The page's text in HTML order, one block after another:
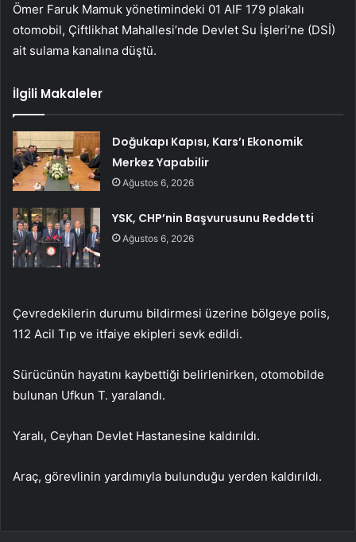
Ömer Faruk Mamuk yönetimindeki 01 AIF 179 plakalı
otomobil, Çiftlikhat Mahallesi’nde Devlet Su İşleri’ne (DSİ)
ait sulama kanalına düştü.
İlgili Makaleler
Doğukapı Kapısı, Kars’ı Ekonomik
Merkez Yapabilir
Ağustos 6, 2026
YSK, CHP’nin Başvurusunu Reddetti
Ağustos 6, 2026
Çevredekilerin durumu bildirmesi üzerine bölgeye polis,
112 Acil Tıp ve itfaiye ekipleri sevk edildi.
Sürücünün hayatını kaybettiği belirlenirken, otomobilde
bulunan Ufkun T. yaralandı.
Yaralı, Ceyhan Devlet Hastanesine kaldırıldı.
Araç, görevlinin yardımıyla bulunduğu yerden kaldırıldı.